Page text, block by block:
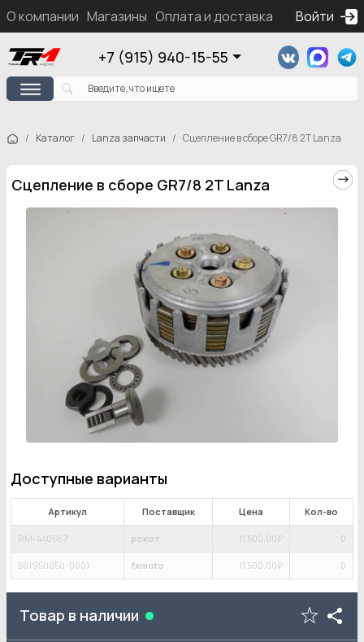
О компании Магазины Оплата и доставка Контакты
Войти
+7 (915) 940-15-55
Каталог Lanza запчасти Сцепление в сборе GR7/8 2T Lanza
Сцепление в сборе GR7/8 2T Lanza
Доступные варианты
Артикул Поставщик Цена Кол-во
RM-440567 рокот 11 500 ,00₽ 0
501950050-0001 fxmoto 11 500 ,00₽ 0
Товар в наличии